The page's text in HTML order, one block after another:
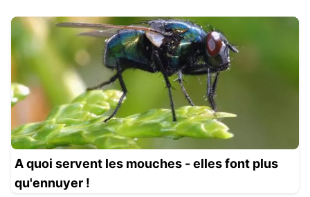
A quoi servent les mouches - elles font plus
qu'ennuyer !